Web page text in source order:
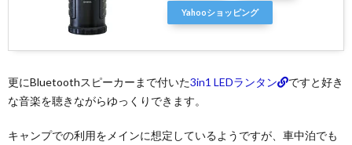
Yahooショッピング
更にBluetoothスピーカーまで付いた3in1 LEDランタン
ですと好き
な音楽を聴きながらゆっくりできます。
キャンプでの利用をメインに想定しているようですが、車中泊でも